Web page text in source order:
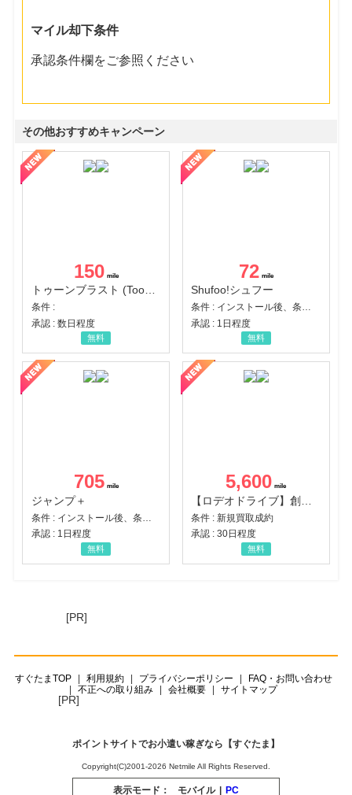
マイル却下条件
承認条件欄をご参照ください
その他おすすめキャンペーン
150
トゥーンブラスト (Toon Blast)
条件 :
承認 : 数日程度
無料
72
Shufoo!シュフー
条件 : インストール後、条件達成
承認 : 1日程度
無料
705
ジャンプ＋
承認 : 1日程度
無料
5,600
条件 : 新規買取成約
承認 : 30日程度
無料
[PR]
すぐたまTOP 利用規約 プライバシーポリシー
FAQ・お問い合わせ
不正への取り組み
会社概要 サイトマップ
[PR]
ポイントサイトでお小遣い稼ぎなら【すぐたま】
Copyright(C)2001-2026 Netmile All Rights Reserved.
表示モード： モバイル | PC